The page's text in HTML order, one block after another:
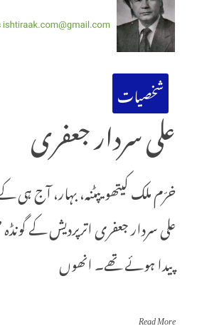
شخصیات
علی سردار جعفری
علی سردار جعفری اترپردیش کے
پیدا ہوئے تھے۔ انھوں
Read More